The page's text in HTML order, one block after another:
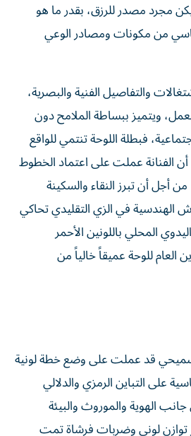
مجرد مصدر للرزق، بقدر ما هو
من مكونات ومصادر الوعي
والتفاصيل الفنية والبصرية،
ويتميز ببساطة الملامح دون
فبطلة اللوحة تنتمي للواقع
الفنانة عملت على اعتماد الخطوط
من أجل أن تبرز النقاء والسكينة
الهندسية في الزي التقليدي تحاكي
المحلي باللونين الأحمر
العام للوحة عميقاً خالياً من
قد عملت على وضع خطة لونية
على التباين الرمزي والدلالي
الهوية والموروث والبيئة
توازن لوني وضربات فرشاة تمت